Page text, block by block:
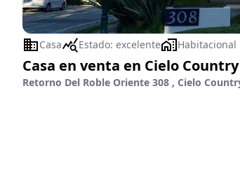
Casa Estado: excelente Habitacional
Casa en venta en Cielo
Retorno Del Roble Oriente 308 , Cielo